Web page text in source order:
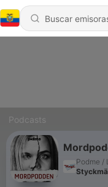
Podcasts
Podme /